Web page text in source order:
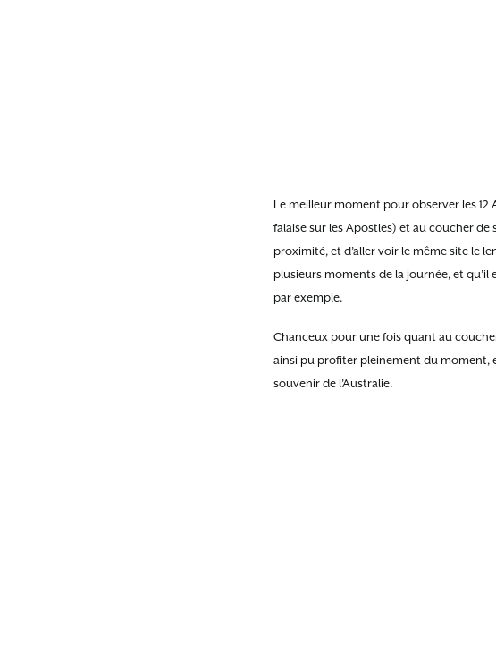
Le meilleur moment pour observer les 12
falaise sur les Apostles) et au coucher
proximité, et d’aller voir le même site le
plusieurs moments de la journée, et
par exemple.
Chanceux pour une fois quant au
ainsi pu profiter pleinement du moment,
souvenir de l’Australie.